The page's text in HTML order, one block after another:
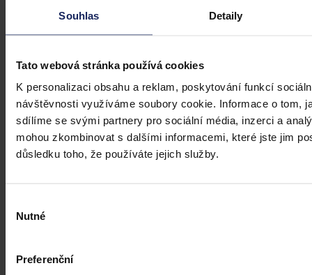
Souhlas Detaily
Tato webová stránka používá cookies
K personalizaci obsahu a reklam, poskytování funkcí
návštěvnosti využíváme soubory cookie. Informace o tom,
sdílíme se svými partnery pro sociální média, inzerci a
mohou zkombinovat s dalšími informacemi, které jste jim
důsledku toho, že používáte jejich služby.
souhlasu
Nutné
Preferenční
Velká novela stavebního zákova 2026
Velká novela stavebního zákova 2026
19. března 2026, 21:07